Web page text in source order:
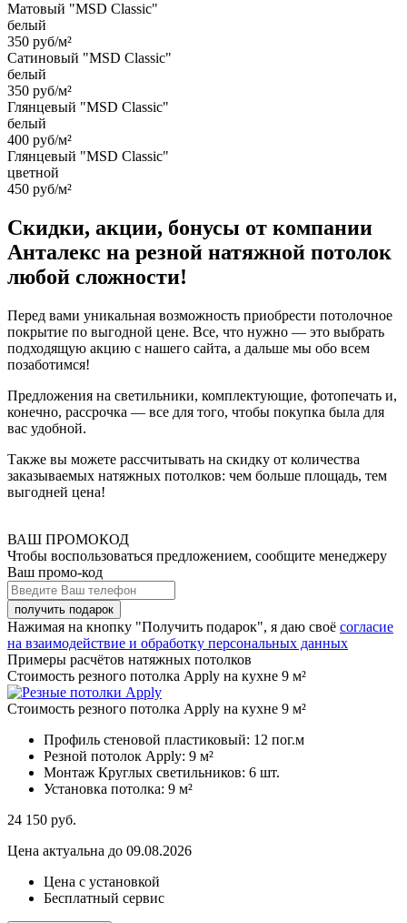
Матовый "MSD Classic"
белый
350 руб/м²
Сатиновый "MSD Classic"
белый
350 руб/м²
Глянцевый "MSD Classic"
белый
400 руб/м²
Глянцевый "MSD Classic"
цветной
450 руб/м²
Скидки, акции, бонусы от компании
Анталекс на резной натяжной потолок
любой сложности!
Перед вами уникальная возможность приобрести потолочное
покрытие по выгодной цене. Все, что нужно — это выбрать
подходящую акцию с нашего сайта, а дальше мы обо всем
позаботимся!
Предложения на светильники, комплектующие, фотопечать и,
конечно, рассрочка — все для того, чтобы покупка была для
вас удобной.
Также вы можете рассчитывать на скидку от количества
заказываемых натяжных потолков: чем больше площадь, тем
выгодней цена!
ВАШ ПРОМОКОД
Чтобы воспользоваться предложением, сообщите менеджеру
Ваш промо-код
Нажимая на кнопку "Получить подарок", я даю своё согласие
на взаимодействие и обработку персональных данных
Примеры расчётов натяжных потолков
Стоимость резного потолка Apply на кухне 9 м²
Стоимость резного потолка Apply на кухне 9 м²
Профиль стеновой пластиковый: 12 пог.м
Резной потолок Apply: 9 м²
Монтаж Круглых светильников: 6 шт.
Установка потолка: 9 м²
24 150 руб.
Цена актуальна до 09.08.2026
Цена с установкой
Бесплатный сервис